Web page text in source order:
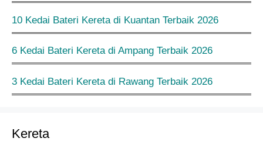
10 Kedai Bateri Kereta di Kuantan Terbaik 2026
6 Kedai Bateri Kereta di Ampang Terbaik 2026
3 Kedai Bateri Kereta di Rawang Terbaik 2026
Kereta